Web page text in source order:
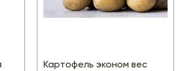
Картофель эконом вес